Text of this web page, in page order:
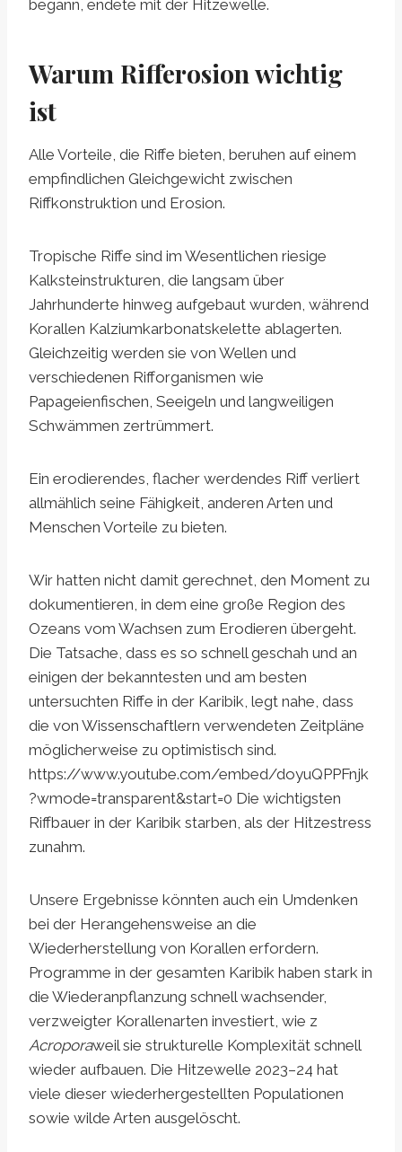
begann, endete mit der Hitzewelle.
Warum Rifferosion wichtig
ist
Alle Vorteile, die Riffe bieten, beruhen auf einem
empfindlichen Gleichgewicht zwischen
Riffkonstruktion und Erosion.
Tropische Riffe sind im Wesentlichen riesige
Kalksteinstrukturen, die langsam über
Jahrhunderte hinweg aufgebaut wurden, während
Korallen Kalziumkarbonatskelette ablagerten.
Gleichzeitig werden sie von Wellen und
verschiedenen Rifforganismen wie
Papageienfischen, Seeigeln und langweiligen
Schwämmen zertrümmert.
Ein erodierendes, flacher werdendes Riff verliert
allmählich seine Fähigkeit, anderen Arten und
Menschen Vorteile zu bieten.
Wir hatten nicht damit gerechnet, den Moment zu
dokumentieren, in dem eine große Region des
Ozeans vom Wachsen zum Erodieren übergeht.
Die Tatsache, dass es so schnell geschah und an
einigen der bekanntesten und am besten
untersuchten Riffe in der Karibik, legt nahe, dass
die von Wissenschaftlern verwendeten Zeitpläne
möglicherweise zu optimistisch sind.
https://www.youtube.com/embed/doyuQPPFnjk
?wmode=transparent&start=0 Die wichtigsten
Riffbauer in der Karibik starben, als der Hitzestress
zunahm.
Unsere Ergebnisse könnten auch ein Umdenken
bei der Herangehensweise an die
Wiederherstellung von Korallen erfordern.
Programme in der gesamten Karibik haben stark in
die Wiederanpflanzung schnell wachsender,
verzweigter Korallenarten investiert, wie z
Acroporaweil sie strukturelle Komplexität schnell
wieder aufbauen. Die Hitzewelle 2023–24 hat
viele dieser wiederhergestellten Populationen
sowie wilde Arten ausgelöscht.